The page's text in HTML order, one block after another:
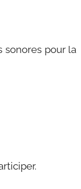
sonores pour la